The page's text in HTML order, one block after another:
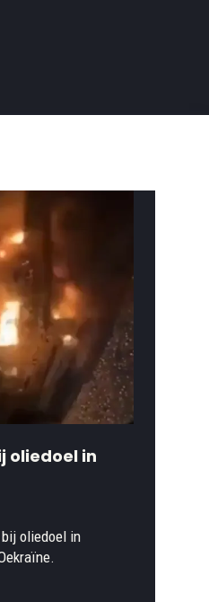
oliedoel in
oliedoel in